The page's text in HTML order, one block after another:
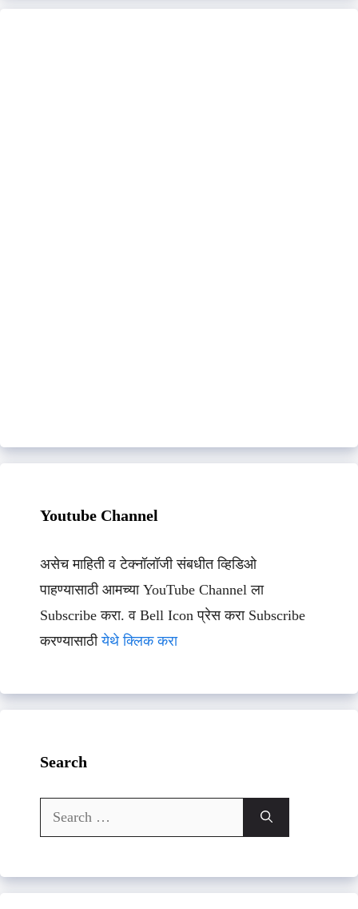
Youtube Channel
असेच माहिती व टेक्नॉलॉजी संबधीत व्हिडिओ
पाहण्यासाठी आमच्या YouTube Channel ला
Subscribe करा. व Bell Icon प्रेस करा Subscribe
करण्यासाठीयेथे क्लिक करा
Search
Search
for: